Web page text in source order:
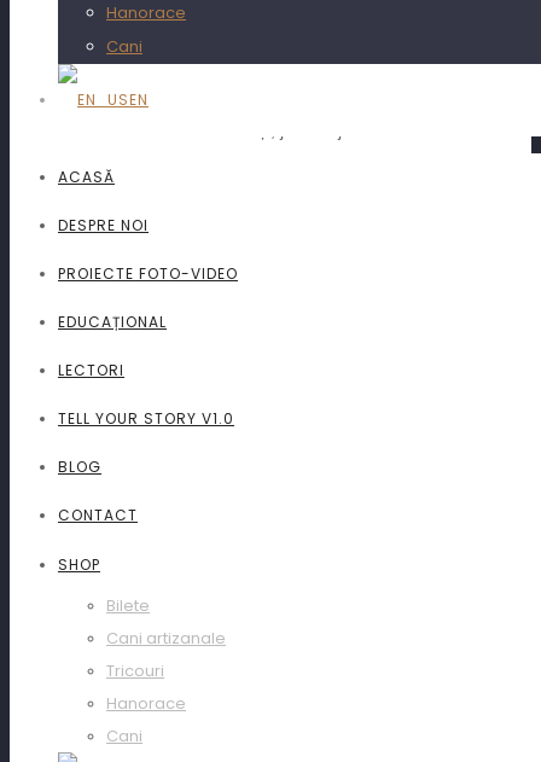
Hanorace
Cani
EN
ACASĂ
DESPRE NOI
PROIECTE FOTO-VIDEO
EDUCAȚIONAL
LECTORI
TELL YOUR STORY V1.0
BLOG
CONTACT
SHOP
Bilete
Cani artizanale
Tricouri
Hanorace
Cani
Lighthouse by SunGarden